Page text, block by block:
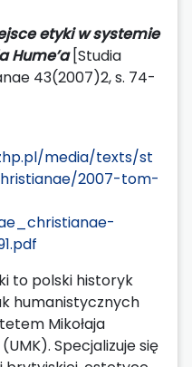
etyki w systemie
Hume’a[Studia
43(2007)2, s. 74-
media/texts/st
2007-tom-
to polski historyk
humanistycznych
Mikołaja
Specjalizuje się